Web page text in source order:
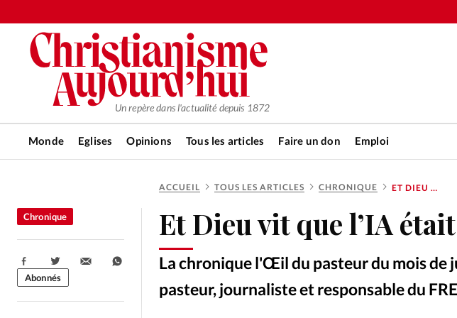
Un repère dans l'actualité depuis 1872
Monde Eglises Opinions Tous les articles Faire un don Emploi
RUBRIQUES
Tous les articles
Actualité chrétienne
Actualité internationale
Chronique
ACCUEIL TOUS LES ARTICLES CHRONIQUE ET DIEU VIT QUE L’IA ÉTAIT BONNE!
Et Dieu vit que l’IA
La chronique l'Œil du pasteur du mois de
pasteur, journaliste et responsable du
Chronique
Partager:
Abonnés